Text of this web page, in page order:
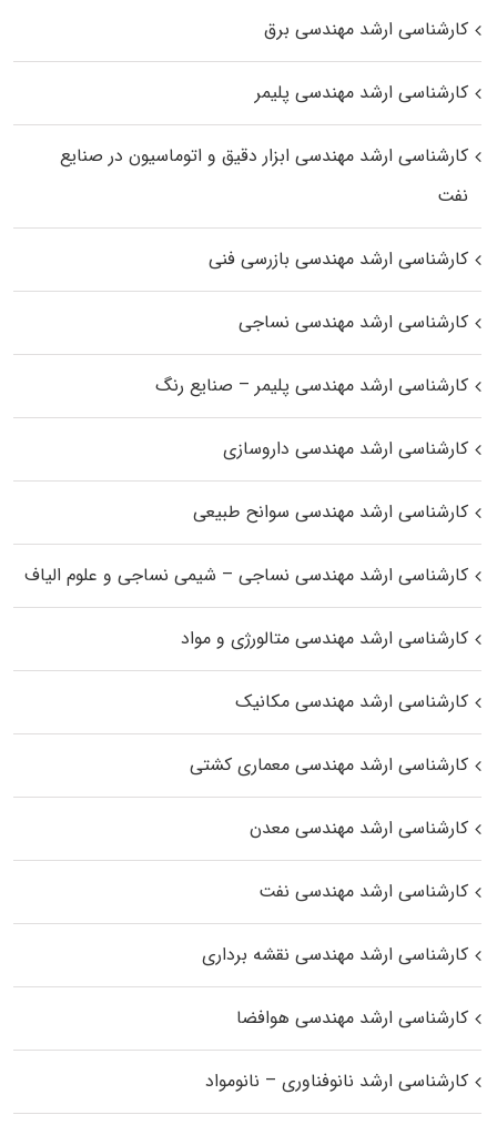
کارشناسی ارشد مهندسی برق
کارشناسی ارشد مهندسی پلیمر
کارشناسی ارشد مهندسی ابزار دقیق و اتوماسیون در صنایع
نفت
کارشناسی ارشد مهندسی بازرسی فنی
کارشناسی ارشد مهندسی نساجی
کارشناسی ارشد مهندسی پلیمر – صنایع رنگ
کارشناسی ارشد مهندسی داروسازی
کارشناسی ارشد مهندسی سوانح طبیعی
کارشناسی ارشد مهندسی نساجی – شیمی نساجی و علوم الیاف
کارشناسی ارشد مهندسی متالورژی و مواد
کارشناسی ارشد مهندسی مکانیک
کارشناسی ارشد مهندسی معماری کشتی
کارشناسی ارشد مهندسی معدن
کارشناسی ارشد مهندسی نفت
کارشناسی ارشد مهندسی نقشه برداری
کارشناسی ارشد مهندسی هوافضا
کارشناسی ارشد نانوفناوری – نانومواد